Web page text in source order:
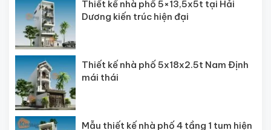
Thiết kế nhà phố 5×13,5x5t tại Hải
Dương kiến trúc hiện đại
Thiết kế nhà phố 5x18x2.5t Nam Định
mái thái
Mẫu thiết kế nhà phố 4 tầng 1 tum hiện